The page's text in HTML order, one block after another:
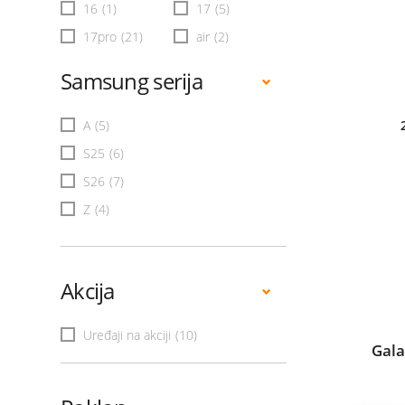
16 (1) 17 (5)
17pro (21) air (2)
Samsung serija
A (5)
S25 (6)
S26 (7)
Z (4)
Akcija
Uređaji na akciji (10)